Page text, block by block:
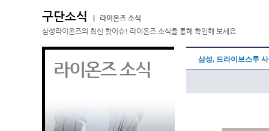
구단소식
라이온즈 소식
삼성라이온즈의 최신 핫이슈! 라이온즈 소식을 통해 확인해 보세요.
라이온즈 소식 삼성, 드라이브스루